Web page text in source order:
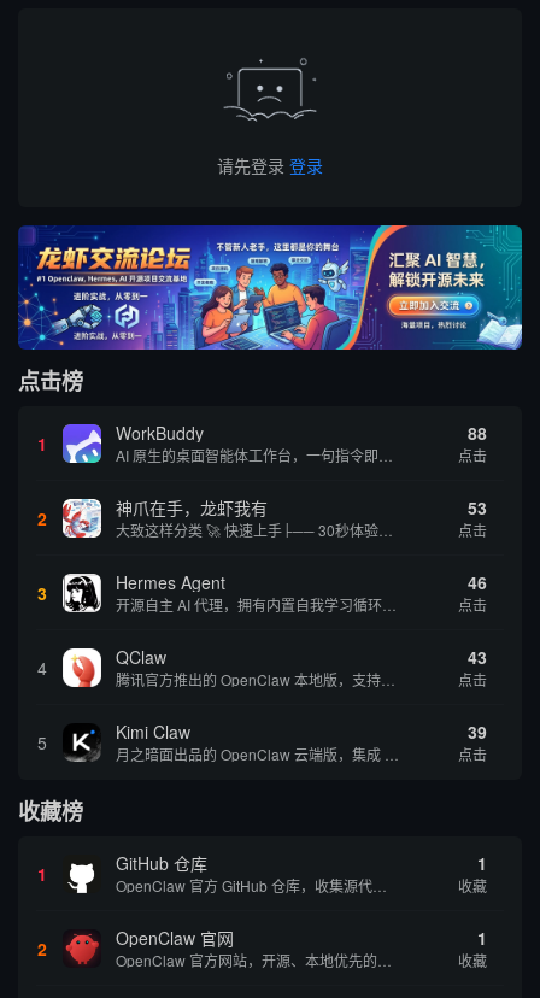
请先登录 登录
点击榜
1 WorkBuddy 88
点击
2 神爪在手，龙虾我有 53
点击
3 Hermes Agent 46
点击
4 QClaw 43
点击
5 Kimi Claw 39
点击
收藏榜
1 GitHub 仓库 1
收藏
2 OpenClaw 官网 1
收藏